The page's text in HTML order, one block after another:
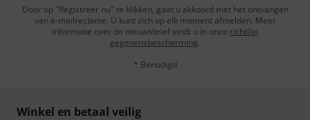
Door op "Registreer nu" te klikken, gaat u akkoord met het ontvangen
van e-mailreclame. U kunt zich op elk moment afmelden. Meer
informatie over de nieuwsbrief vindt u in onze richtlijn
gegevensbescherming.
* Benodigd
Winkel en betaal veilig